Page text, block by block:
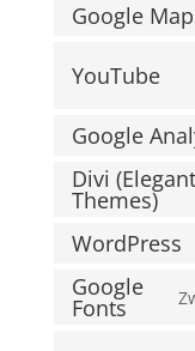
Google
YouTube
Google
Divi (Elegant
Themes)
WordPress
Google
Fonts